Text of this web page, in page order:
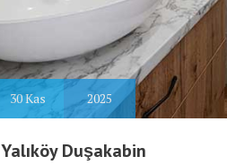
30Kas 2025
Yalıköy Duşakabin